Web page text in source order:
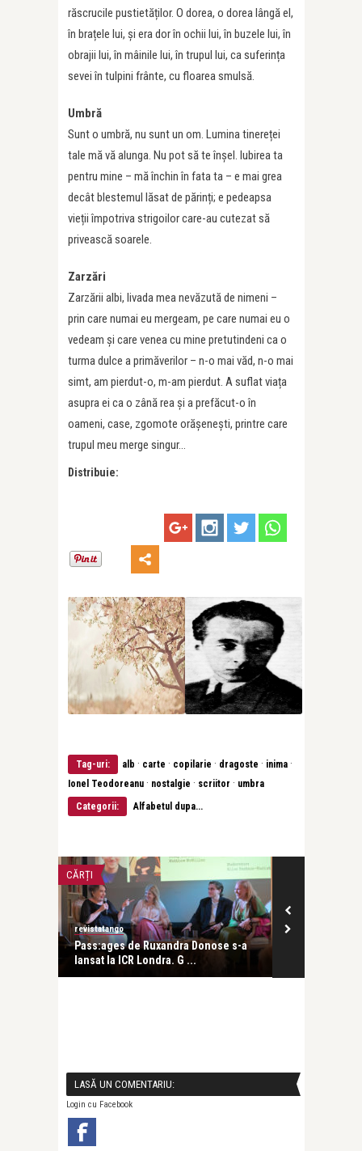
răscrucile pustietăților. O dorea, o dorea lângă el,
în brațele lui, și era dor în ochii lui, în buzele lui, în
obrajii lui, în mâinile lui, în trupul lui, ca suferința
sevei în tulpini frânte, cu floarea smulsă.
Umbră
Sunt o umbră, nu sunt un om. Lumina tinereței
tale mă vă alunga. Nu pot să te înșel. Iubirea ta
pentru mine – mă închin în fata ta – e mai grea
decât blestemul lăsat de părinți; e pedeapsa
vieții împotriva strigoilor care-au cutezat să
privească soarele.
Zarzări
Zarzării albi, livada mea nevăzută de nimeni –
prin care numai eu mergeam, pe care numai eu o
vedeam și care venea cu mine pretutindeni ca o
turma dulce a primăverilor – n-o mai văd, n-o mai
simt, am pierdut-o, m-am pierdut. A suflat viața
asupra ei ca o zână rea și a prefăcut-o în
oameni, case, zgomote orășenești, printre care
trupul meu merge singur…
Distribuie:
Tag-uri: alb · carte · copilarie · dragoste · inima ·
Ionel Teodoreanu · nostalgie · scriitor · umbra
Categorii:
Alfabetul dupa...
CĂRȚI
revistatango
Pass:ages de Ruxandra Donose s-a
lansat la ICR Londra. G ...
LASĂ UN COMENTARIU:
Login cu Facebook